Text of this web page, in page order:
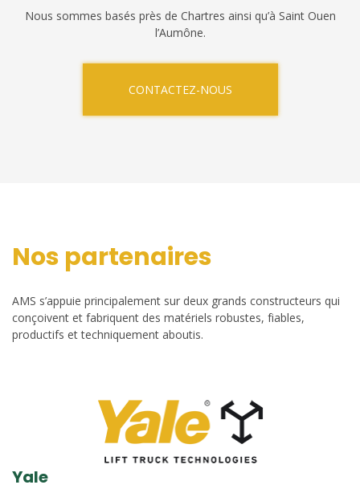
Nous sommes basés près de Chartres ainsi qu’à Saint Ouen
l’Aumône.
CONTACTEZ-NOUS
Nos partenaires
AMS s’appuie principalement sur deux grands constructeurs qui
conçoivent et fabriquent des matériels robustes, fiables,
productifs et techniquement aboutis.
Yale